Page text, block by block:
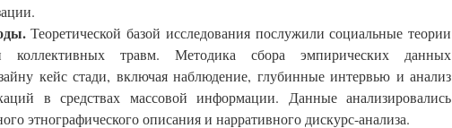
Теоретической базой исследования послужили социальные теории
травм. Методика сбора эмпирических данных
кейс стади, включая наблюдение, глубинные интервью и анализ
в средствах массовой информации. Данные анализировались
этнографического описания и нарративного дискурс-анализа.